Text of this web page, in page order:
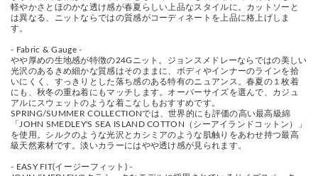
軽やかさとほのかな透け感が春夏らしい上品なスタイルに。カットソーと
は異なる、ニットならではの質感がコーディネートを上品に格上げしま
す。
- Fabric & Gauge -
やや厚めの生地感が特徴の24Gニット。ジョンスメドレーならではの美しい
光沢のあるきめ細かな質感はそのままに、ボディやインナーのラインを拾
いにくく、すっきりとした落ち感のある特有のニュアンス。春夏の１枚着
にも、秋冬の重ね着にもマッチします。オーバーサイズを選んで、カジュ
アルにスウェットのような着こなしもおすすめです。
SPRING/SUMMER COLLECTIONでは、世界的にも評価の高い最高級綿
「JOHN SMEDLEY'S SEA ISLAND COTTON（シーアイランドコットン）」
を使用。シルクのような光沢とカシミアのような肌触りをあわせ持つ最高
級天然素材です。淡いカラーにはやや透け感が見られます。
- EASY FIT(イージーフィット) -